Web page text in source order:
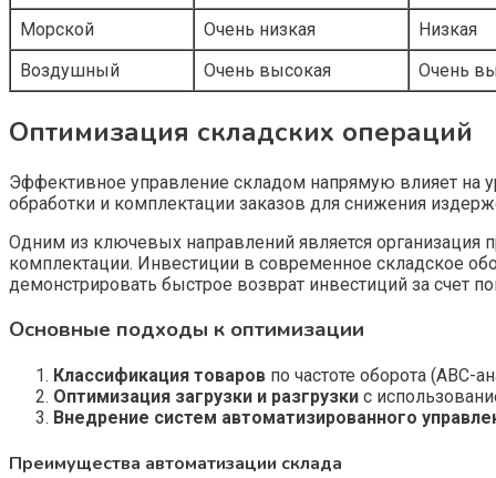
Морской
Очень низкая
Низкая
Воздушный
Очень высокая Очень
Оптимизация складских операций
Эффективное управление складом напрямую влияет на
обработки и комплектации заказов для снижения
Одним из ключевых направлений является организация
комплектации. Инвестиции в современное складское
демонстрировать быстрое возврат инвестиций за счет
Основные подходы к оптимизации
Классификация товаров по частоте оборота
Оптимизация загрузки и разгрузки с
Внедрение систем автоматизированного
Преимущества автоматизации склада